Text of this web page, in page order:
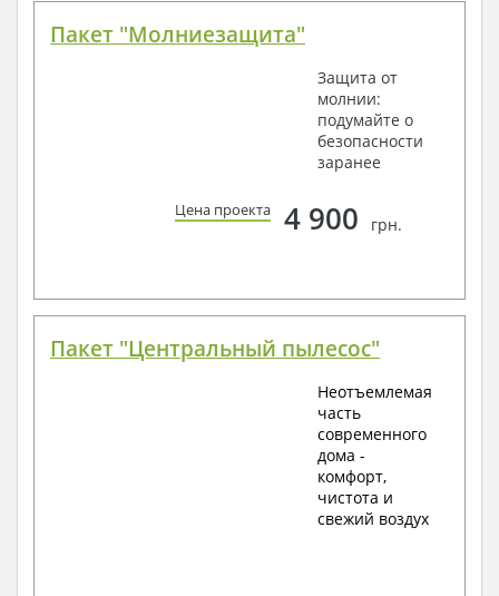
Пакет "Молниезащита"
Защита от
молнии:
подумайте о
безопасности
заранее
Цена проекта 4 900 грн.
Пакет "Центральный пылесос"
Неотъемлемая
часть
современного
дома -
комфорт,
чистота и
свежий воздух